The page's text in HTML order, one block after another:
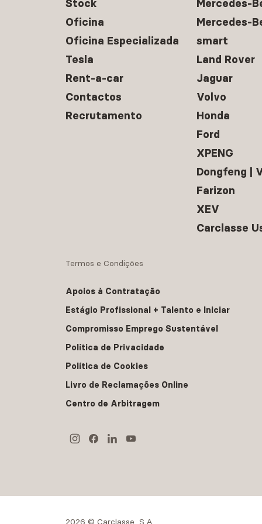
Stock
Oficina
Oficina Especializada
Tesla
Rent-a-car
Contactos
Recrutamento
Mercedes-
Mercedes-
smart
Land Rover
Jaguar
Volvo
Honda
Ford
XPENG
Dongfeng |
Farizon
XEV
Carclasse
Termos e Condições
Apoios à Contratação
Estágio Profissional + Talento e Iniciar
Compromisso Emprego Sustentável
Política de Privacidade
Política de Cookies
Livro de Reclamações Online
Centro de Arbitragem
2026 © Carclasse, S.A.